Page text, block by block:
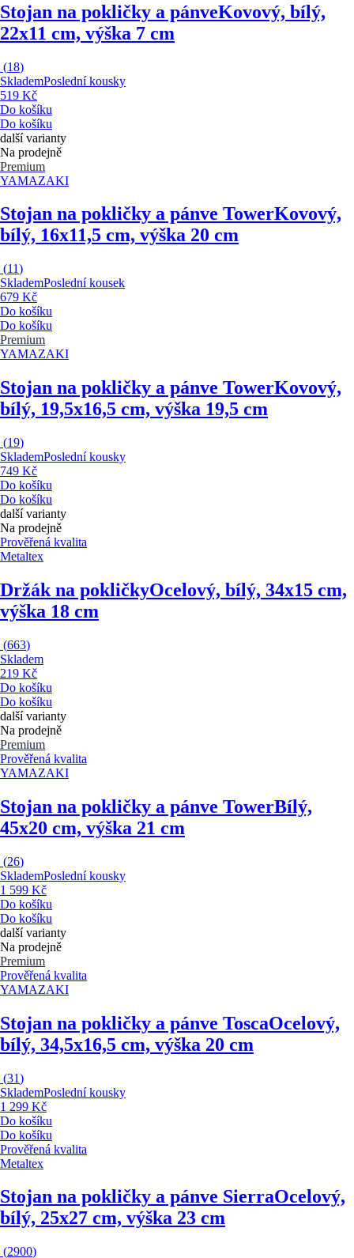
Stojan na pokličky a pánveKovový, bílý,
22x11 cm, výška 7 cm
(18)
SklademPoslední kousky
519 Kč
Do košíku
Do košíku
další varianty
Na prodejně
Premium
YAMAZAKI
Stojan na pokličky a pánve TowerKovový,
bílý, 16x11,5 cm, výška 20 cm
(11)
SklademPoslední kousek
679 Kč
Do košíku
Do košíku
Premium
YAMAZAKI
Stojan na pokličky a pánve TowerKovový,
bílý, 19,5x16,5 cm, výška 19,5 cm
(19)
SklademPoslední kousky
749 Kč
Do košíku
Do košíku
další varianty
Na prodejně
Prověřená kvalita
Metaltex
Držák na pokličkyOcelový, bílý, 34x15 cm,
výška 18 cm
(663)
Skladem
219 Kč
Do košíku
Do košíku
další varianty
Na prodejně
Premium
Prověřená kvalita
YAMAZAKI
Stojan na pokličky a pánve TowerBílý,
45x20 cm, výška 21 cm
(26)
SklademPoslední kousky
1 599 Kč
Do košíku
Do košíku
další varianty
Na prodejně
Premium
Prověřená kvalita
YAMAZAKI
Stojan na pokličky a pánve ToscaOcelový,
bílý, 34,5x16,5 cm, výška 20 cm
(31)
SklademPoslední kousky
1 299 Kč
Do košíku
Do košíku
Prověřená kvalita
Metaltex
Stojan na pokličky a pánve SierraOcelový,
bílý, 25x27 cm, výška 23 cm
(2900)